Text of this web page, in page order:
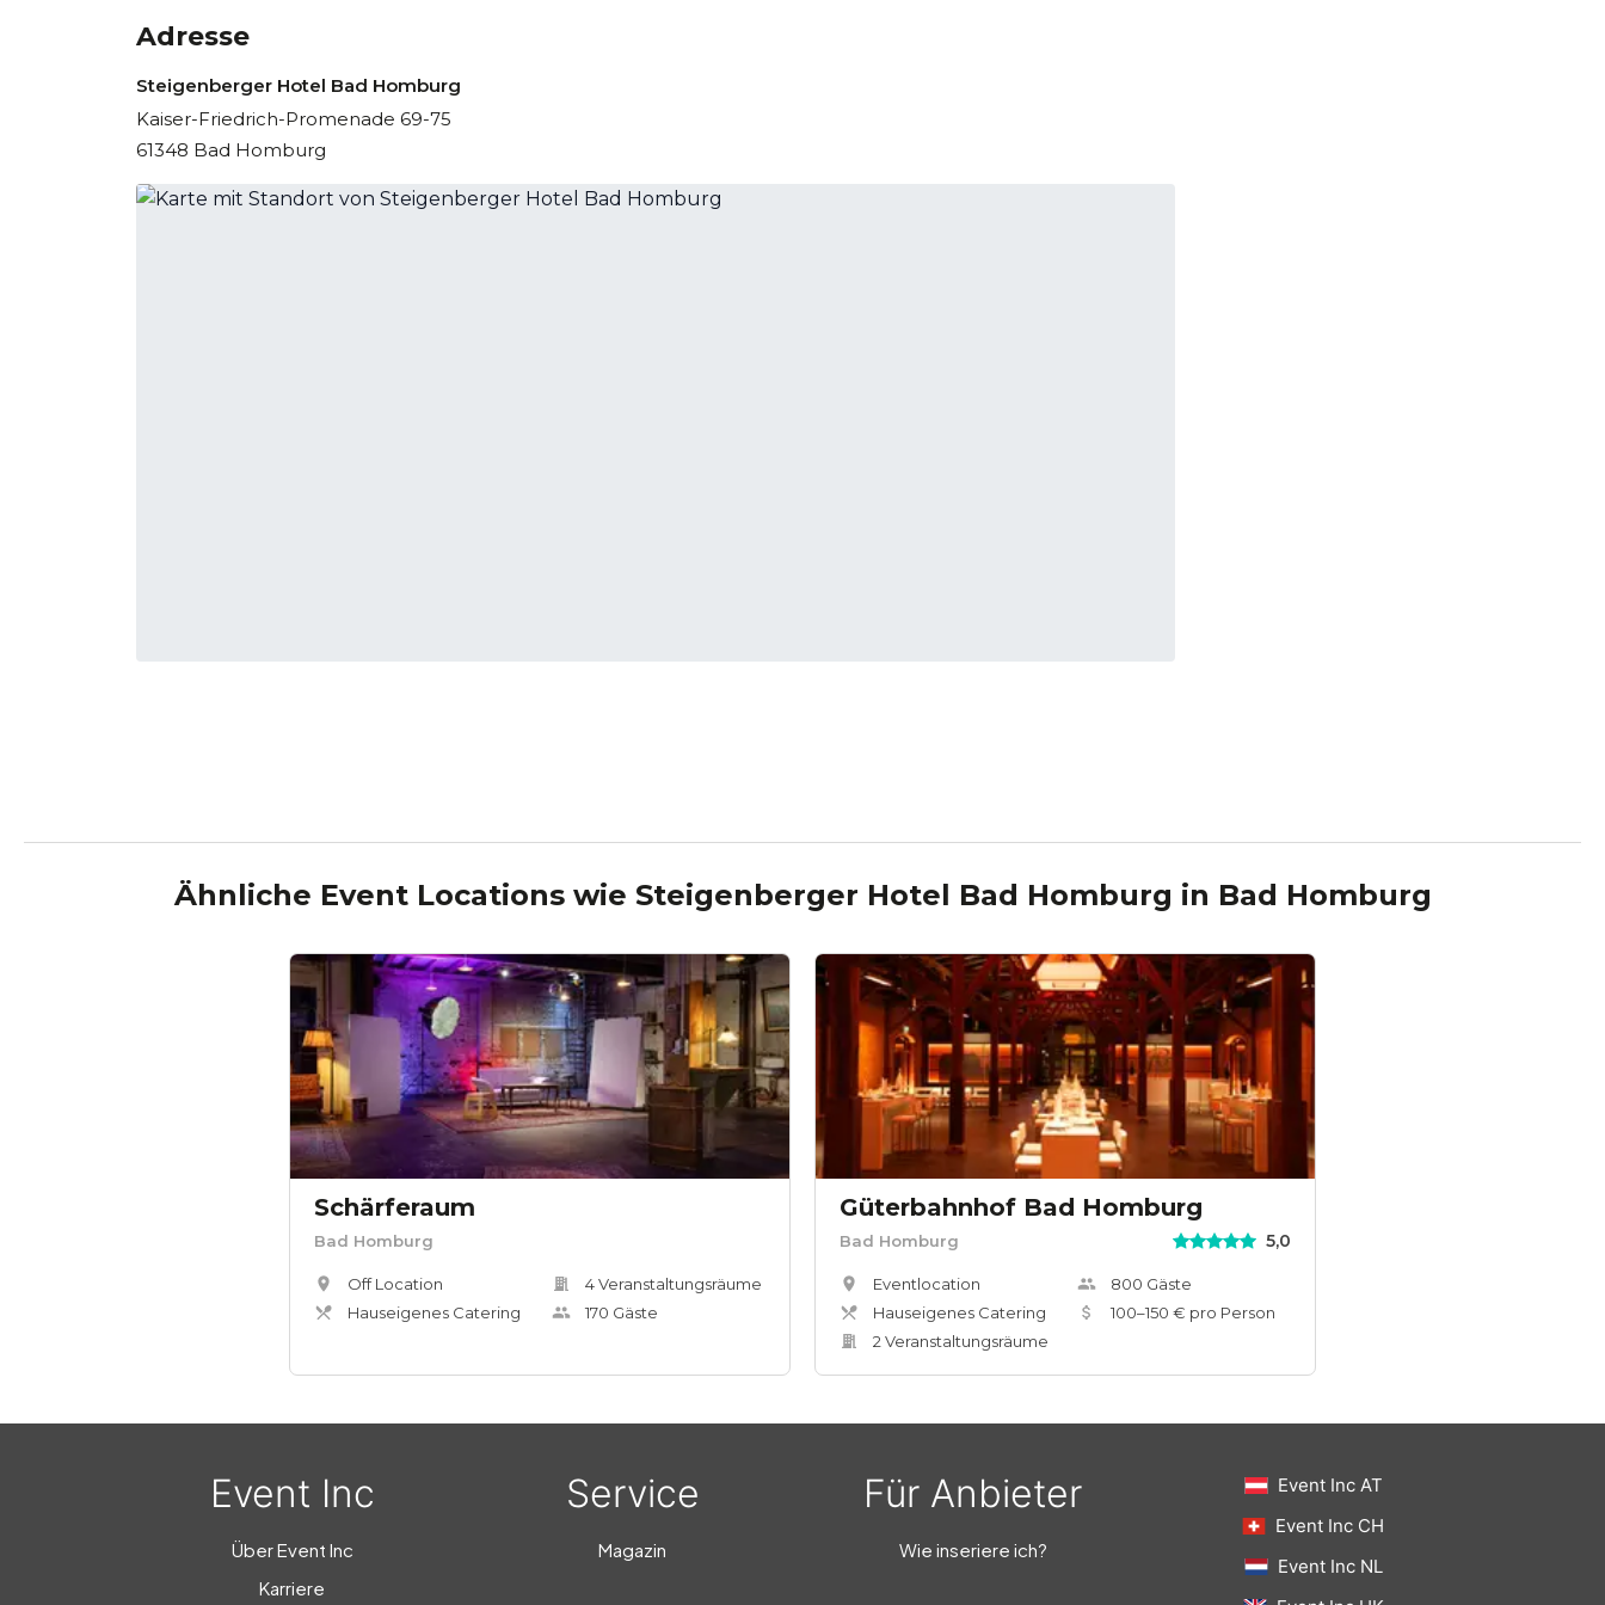
Adresse
Steigenberger Hotel Bad Homburg
Kaiser-Friedrich-Promenade 69-75
61348 Bad Homburg
Ähnliche Event Locations wie Steigenberger Hotel Bad Homburg in Bad Homburg
Schärferaum
Bad Homburg
Off Location
Hauseigenes Catering
4Veranstaltungsräume
170 Gäste
Güterbahnhof Bad Homburg
Bad Homburg 5,0
Eventlocation
Hauseigenes Catering
2 Veranstaltungsräume
800 Gäste
100–150 € pro Person
Event Inc
Über Event Inc
Karriere
Service
Magazin
Für Anbieter
Wie inseriere ich?
Event Inc AT
Event Inc CH
Event Inc NL